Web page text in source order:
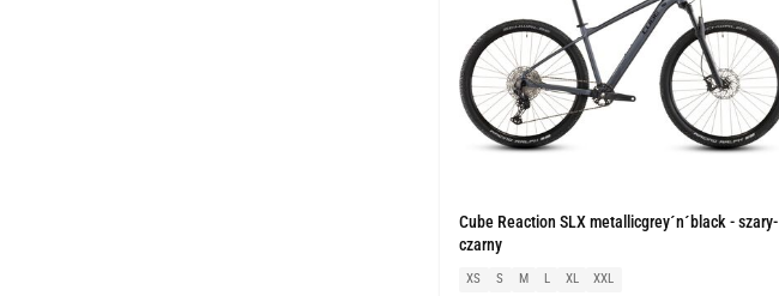
Cube Reaction SLX metallicgrey´n´black - szary-
czarny
XS S M L XL XXL